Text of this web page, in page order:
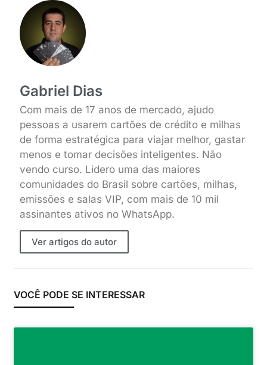
Gabriel Dias
Com mais de 17 anos de mercado, ajudo
pessoas a usarem cartões de crédito e milhas
de forma estratégica para viajar melhor, gastar
menos e tomar decisões inteligentes. Não
vendo curso. Lidero uma das maiores
comunidades do Brasil sobre cartões, milhas,
emissões e salas VIP, com mais de 10 mil
assinantes ativos no WhatsApp.
Ver artigos do autor
VOCÊ PODE SE INTERESSAR